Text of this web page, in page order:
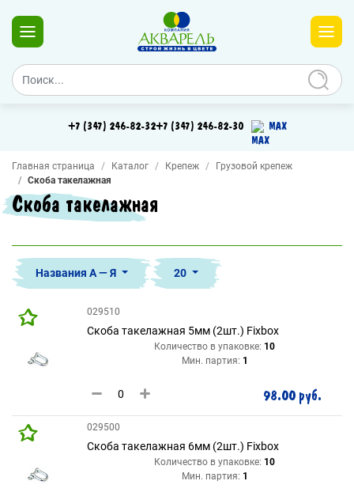
+7 (347) 246-82-32+7 (347) 246-82-30 MAX
Главная страница Каталог Крепеж
Грузовой крепеж
Скоба такелажная
Скоба такелажная
Названия А — Я 20
029510
Скоба такелажная 5мм (2шт.) Fixbox
Количество в упаковке: 10
Мин. партия: 1
98.00 руб.
029500
Скоба такелажная 6мм (2шт.) Fixbox
Количество в упаковке: 10
Мин. партия: 1